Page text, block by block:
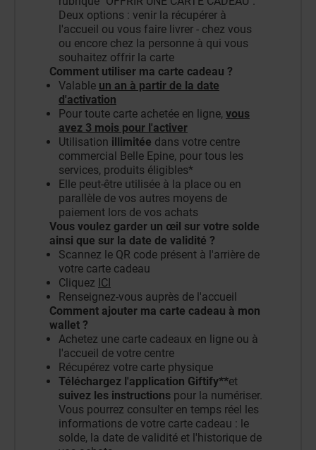
Deux options : venir la récupérer à
l'accueil ou vous faire livrer - chez vous
ou encore chez la personne à qui vous
souhaitez offrir la carte
Comment utiliser ma carte cadeau ?
Valable un an à partir de la date
d'activation
Pour toute carte achetée en ligne, vous
avez 3 mois pour l'activer
Utilisation illimitée dans votre centre
commercial Belle Epine, pour tous les
services, produits éligibles*
Elle peut-être utilisée à la place ou en
parallèle de vos autres moyens de
paiement lors de vos achats
Vous voulez garder un œil sur votre solde
ainsi que sur la date de validité ?
Scannez le QR code présent à l'arrière de
votre carte cadeau
Cliquez ICI
Renseignez-vous auprès de l'accueil
Comment ajouter ma carte cadeau à mon
wallet ?
Achetez une carte cadeaux en ligne ou à
l'accueil de votre centre
Récupérez votre carte physique
Téléchargez l'application Giftify**et
suivez les instructions pour la numériser.
Vous pourrez consulter en temps réel les
informations de votre carte cadeau : le
solde, la date de validité et l'historique de